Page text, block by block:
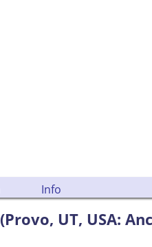
Info
(Provo, UT, USA: